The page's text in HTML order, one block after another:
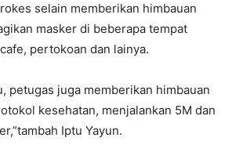
selain memberikan himbauan
masker di beberapa tempat
pertokoan dan lainya.
petugas juga memberikan himbauan
kesehatan, menjalankan 5M dan
Iptu Yayun.